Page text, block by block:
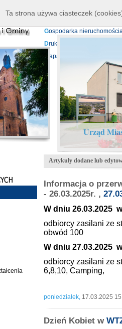
P
rojekty europejskie
Gospodarka
Druki do pobrania
Mapa serwisu
Urząd
Artykuły dodane lub
Informacja o
- 26.03.2025r. ,
W dniu 26.03.2025
odbiorcy zasilani ze
obwód 100
W dniu 27.03.2025
odbiorcy zasilani ze
6,8,10, Camping,
poniedziałek, 17.03.2025
Dzień Kobiet w
Ta strona używa ciasteczek